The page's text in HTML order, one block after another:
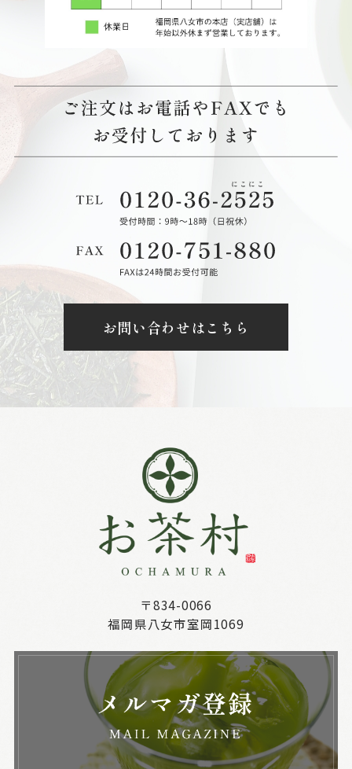
お問い合わせはこちら
〒834-0066
福岡県八女市室岡1069